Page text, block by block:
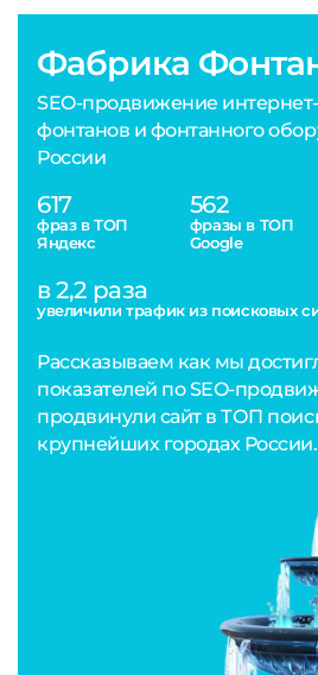
Фабрика
SEO-продвижение
фонтанов и фонтанного
России
617
фраз в ТОП
Яндекс
562
фразы в ТОП
Google
в 2,2 раза
увеличили трафик из поисковых
Рассказываем как мы
показателей по SEO-
продвинули сайт в ТОП
крупнейших городах России.